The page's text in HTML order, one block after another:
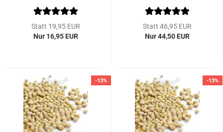
Statt 19,95 EUR
Nur 16,95 EUR
Statt 46,95 EUR
Nur 44,50 EUR
-13% -13%